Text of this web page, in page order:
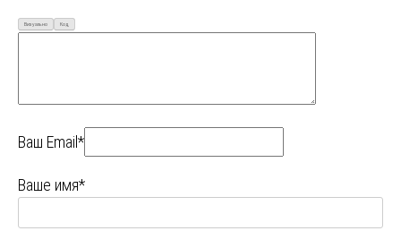
Визуально Код
Ваш Email*
Ваше имя*